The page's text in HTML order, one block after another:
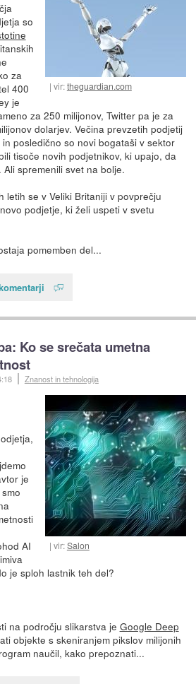
vir:theguardian.com
so
za
400
je
za 250 milijonov, Twitter pa je za
dolarjev. Večina prevzetih podjetij
posledično so novi bogataši v sektor
tisoče novih podjetnikov, ki upajo, da
spremenili svet na bolje.
letih se v Veliki Britaniji v povprečju
podjetje, ki želi uspeti v svetu
pomemben del...
Ko se srečata umetna
Znanost in tehnologija
vir:Salon
je
AI
je sploh lastnik teh del?
na področju slikarstva je Google Deep
objekte s skeniranjem pikslov milijonih
naučil, kako prepoznati...